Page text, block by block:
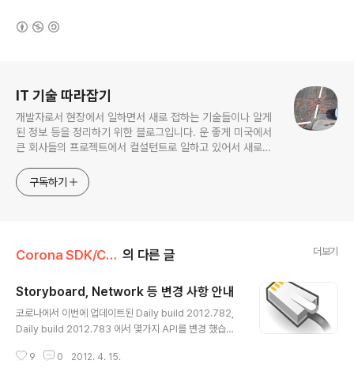
IT 기술 따라잡기
개발자로서 현장에서 일하면서 새로 접하는 기술들이나 알게
된 정보 등을 정리하기 위한 블로그입니다. 운 좋게 미국에서
큰 회사들의 프로젝트에서 컬설턴트로 일하고 있어서 새로운
사용되는 툴들에 대해 많은 분들과 정보를 공유하고 싶습니다.
구독하기
Corona SDK/Corona Doc 의 다른 글 더보기
Storyboard, Network 등 변경 사항 안내
코로나에서 이번에 업데이트된 Daily build 2012.782,
Daily build 2012.783 에서 몇가지 API를 변경 했습니
ard, Network Changes, and More! 최근의 Daily B
9 0 2012. 4. 15.